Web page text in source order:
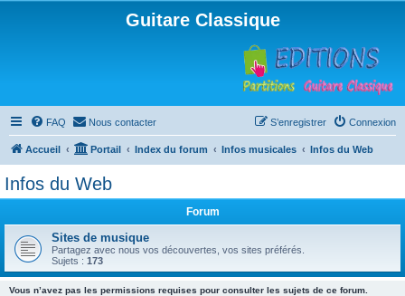
Guitare Classique
FAQ Nous contacter Connexion
S’enregistrer
Accueil Portail Index du forum Infos musicales Infos du Web
Infos du Web
Forum
Sites de musique
Partagez avec nous vos découvertes, vos sites préférés.
Sujets : 173
Vous n’avez pas les permissions requises pour consulter les sujets de ce forum.